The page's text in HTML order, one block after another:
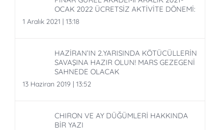
OCAK 2022 ÜCRETSİZ AKTİVİTE DÖNEMİ:
1 Aralık 2021 | 13:18
HAZİRAN’IN 2.YARISINDA KÖTÜCÜLLERİN
SAVAŞINA HAZIR OLUN! MARS GEZEGENİ
SAHNEDE OLACAK
13 Haziran 2019 | 13:52
CHIRON VE AY DÜĞÜMLERİ HAKKINDA
BİR YAZI